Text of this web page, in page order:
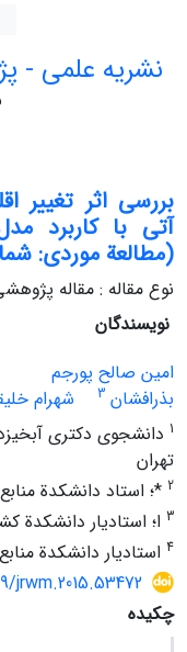
نشریه علمی -
بررسی اثر تغییر
(مطالعة موردی:
نوع مقاله : مقاله
نویسندگان
امین صالح پورجم
بذرافشان 3 شهرام
1 دانشجوی دکتری
تهران
2 *؛ استاد دانشکدة
3 ا؛ استادیار دانشکدة
4 استادیار دانشکدة
jrwm.2015.53472
چکیده